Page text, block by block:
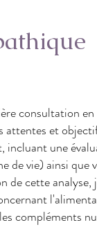
consultation
attentes et
incluant une
de vie) ainsi que
cette analyse,
compléments